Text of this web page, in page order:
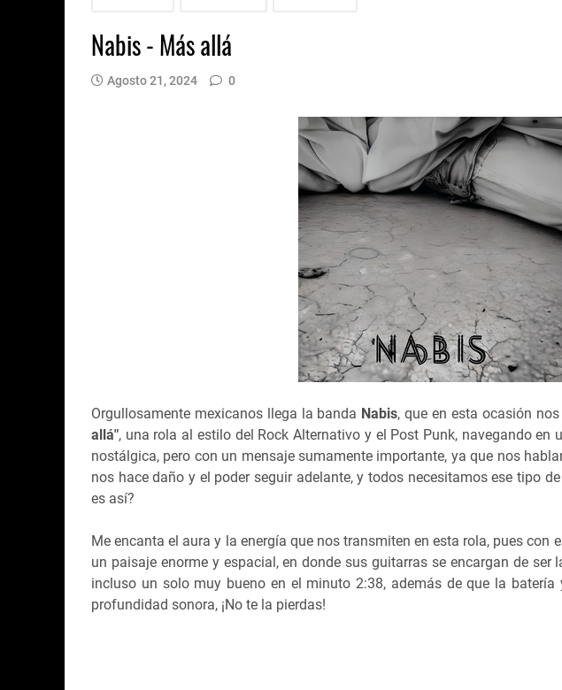
Nabis - Más allá
Agosto 21, 2024 0
Orgullosamente mexicanos llega la banda Nabis, que en esta ocasión
allá", una rola al estilo del Rock Alternativo y el Post Punk, navegando
nostálgica, pero con un mensaje sumamente importante, ya que nos
nos hace daño y el poder seguir adelante, y todos necesitamos ese tipo
es así?
Me encanta el aura y la energía que nos transmiten en esta rola, pues con
un paisaje enorme y espacial, en donde sus guitarras se encargan de ser
incluso un solo muy bueno en el minuto 2:38, además de que la batería
profundidad sonora, ¡No te la pierdas!